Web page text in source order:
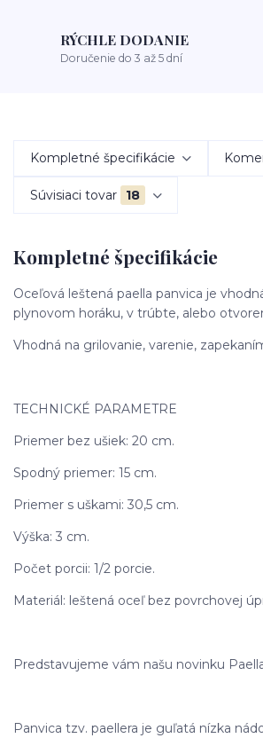
RÝCHLE DODANIE
Doručenie do 3 až 5 dní
Kompletné špecifikácie
Súvisiaci tovar 18
Kompletné špecifikácie
Oceľová leštená paella panvica je
plynovom horáku, v trúbte, alebo
Vhodná na grilovanie, varenie,
TECHNICKÉ PARAMETRE
Priemer bez ušiek: 20 cm.
Spodný priemer: 15 cm.
Priemer s uškami: 30,5 cm.
Výška: 3 cm.
Počet porcii: 1/2 porcie.
Materiál: leštená oceľ bez povrchovej
Predstavujeme vám našu novinku
Panvica tzv. paellera je guľatá nízka